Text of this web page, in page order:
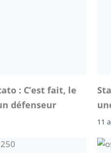
: C’est fait, le
défenseur
11